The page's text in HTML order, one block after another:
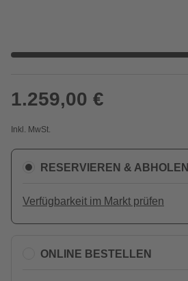
1.259,00 €
Inkl. MwSt.
RESERVIEREN & ABHOLEN
Verfügbarkeit im Markt prüfen
ONLINE BESTELLEN